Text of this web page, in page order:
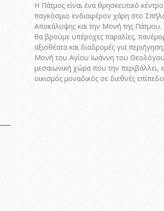
Η Πάτμος είναι ένα θρησκευτικό
παγκόσμιο ενδιαφέρον χάρη στο
Αποκάλυψης και την Μονή της Πάτμου.
θα βρούμε υπέροχες παραλίες,
αξιοθέατα και διαδρομές για
Μονή του Αγίου Ιωάννη του
μεσαιωνική χώρα που την περιβάλλει,
οικισμός μοναδικός σε διεθνές